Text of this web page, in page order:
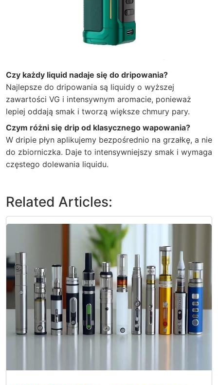
Czy każdy liquid nadaje się do dripowania?
Najlepsze do dripowania są liquidy o wyższej
zawartości VG i intensywnym aromacie, ponieważ
lepiej oddają smak i tworzą większe chmury pary.
Czym różni się drip od klasycznego wapowania?
W dripie płyn aplikujemy bezpośrednio na grzałkę, a nie
do zbiorniczka. Daje to intensywniejszy smak i wymaga
częstego dolewania liquidu.
Related Articles: